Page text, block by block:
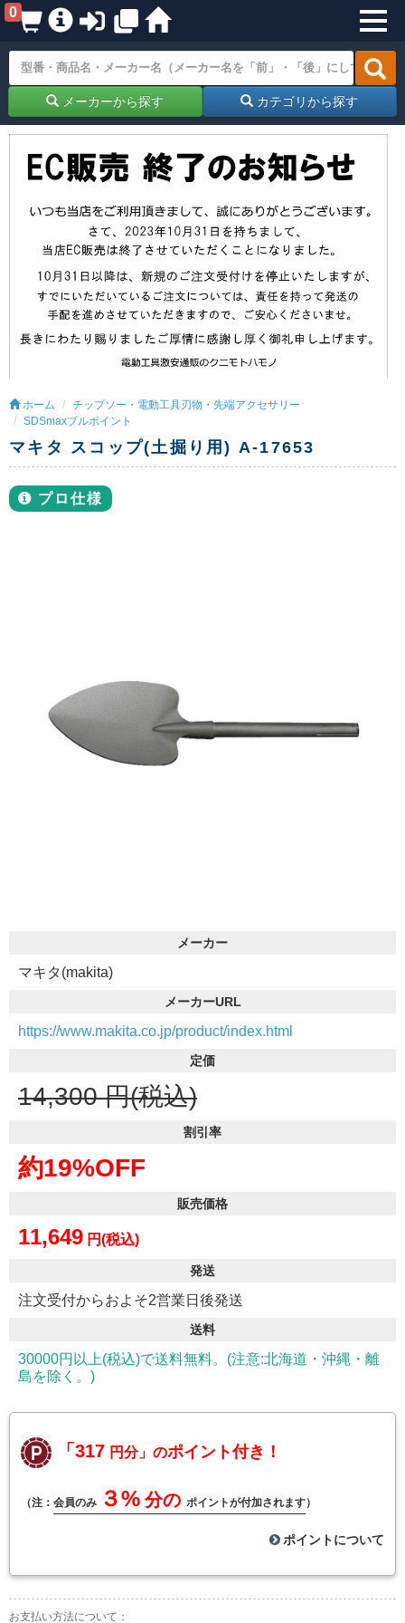
0
メーカーから探す カテゴリから探す
ホーム
チップソー・電動工具刃物・先端アクセサリー
SDSmaxブルポイント
マキタ スコップ(土掘り用) A-17653
プロ仕様
メーカー
マキタ(makita)
メーカーURL
https://www.makita.co.jp/product/index.html
定価
14,300 円(税込)
割引率
約19%OFF
販売価格
11,649 円(税込)
発送
注文受付からおよそ2営業日後発送
送料
30000円以上(税込)で送料無料。(注意:北海道・沖縄・離
島を除く。)
「317 円分」のポイント付き！
（注： 会員のみ ３% 分の ポイントが付加されます）
ポイントについて
お支払い方法について：